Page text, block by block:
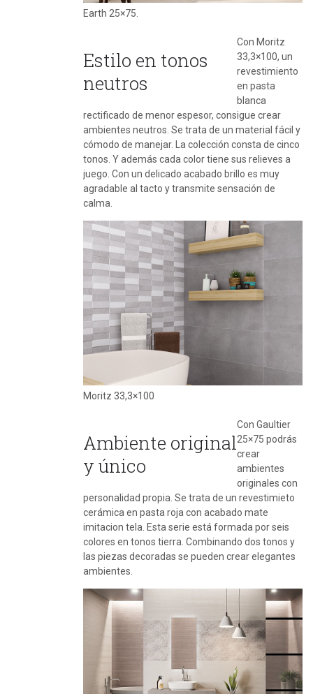
Earth 25×75.
Estilo en tonos
neutros
Con Moritz
33,3×100, un
revestimiento
en pasta
blanca
rectificado de menor espesor, consigue crear
ambientes neutros. Se trata de un material fácil y
cómodo de manejar. La colección consta de cinco
tonos. Y además cada color tiene sus relieves a
juego. Con un delicado acabado brillo es muy
agradable al tacto y transmite sensación de
calma.
Moritz 33,3×100
Ambiente original
y único
Con Gaultier
25×75 podrás
crear
ambientes
originales con
personalidad propia. Se trata de un revestimieto
cerámica en pasta roja con acabado mate
imitacion tela. Esta serie está formada por seis
colores en tonos tierra. Combinando dos tonos y
las piezas decoradas se pueden crear elegantes
ambientes.